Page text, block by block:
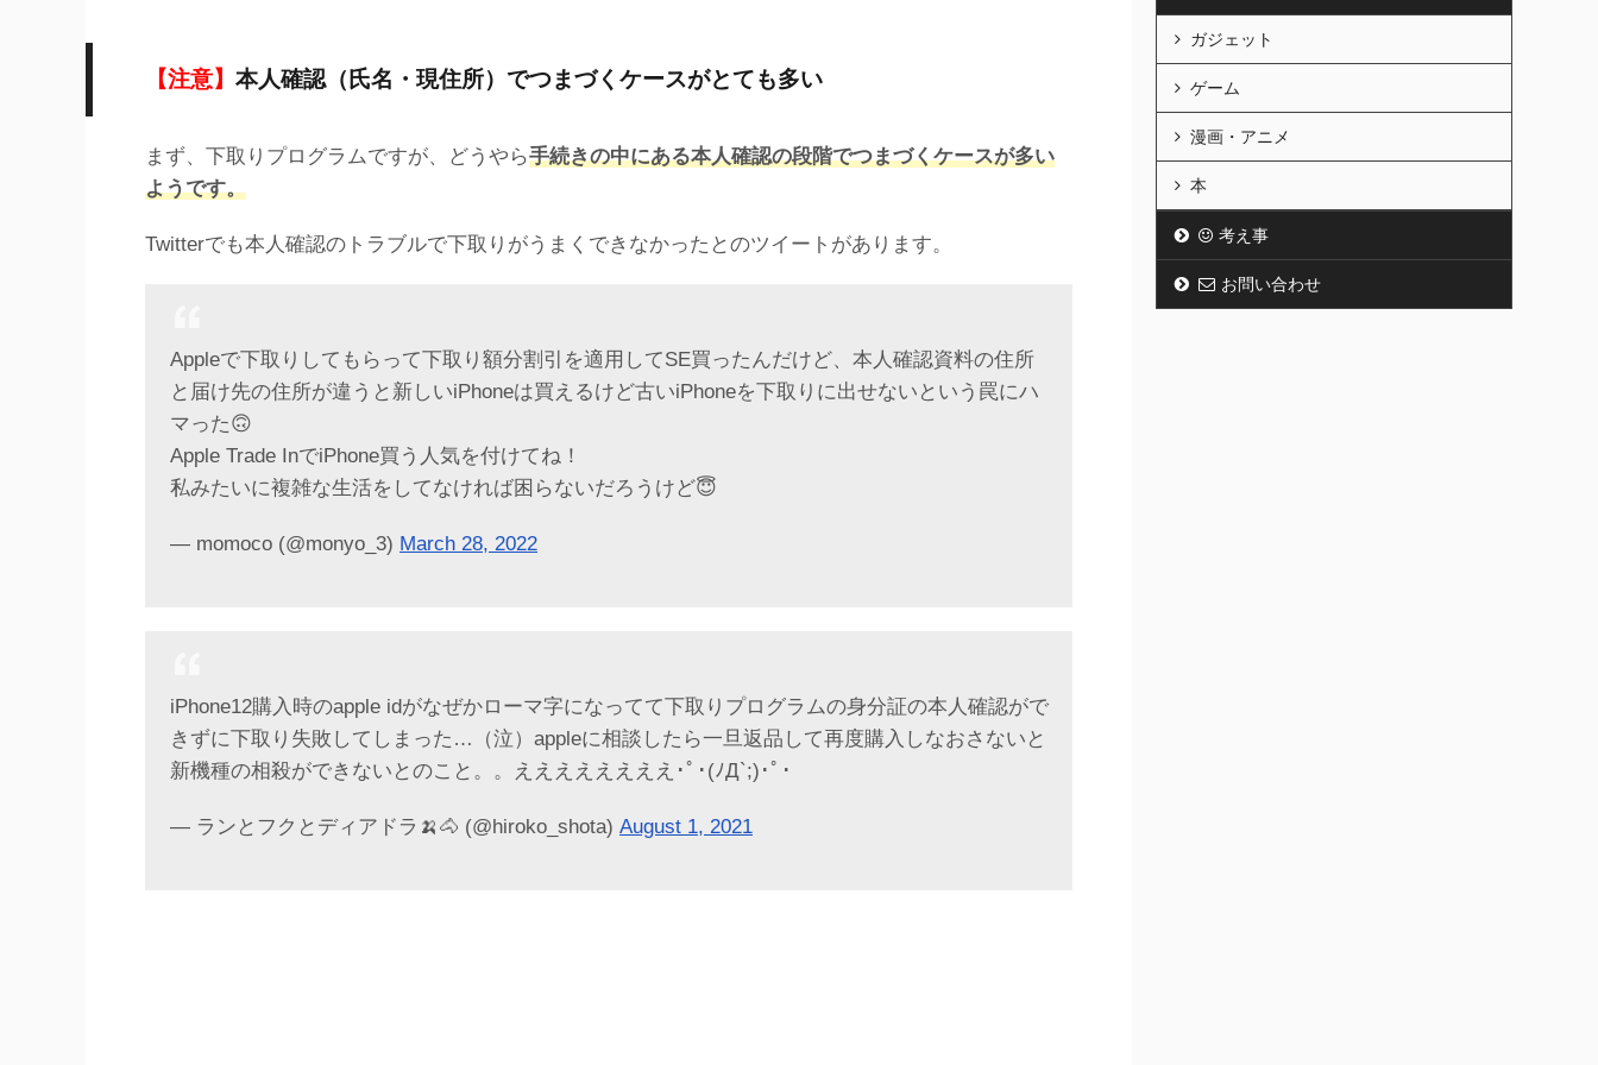
【注意】 本人確認（氏名・現住所）でつまづくケースがとても多い
まず、下取りプログラムですが、どうやら手続きの中にある本人確認の段階でつまづくケースが多い
ようです。
Twitterでも本人確認のトラブルで下取りがうまくできなかったとのツイートがあります。
Appleで下取りしてもらって下取り額分割引を適用してSE買ったんだけど、本人確認資料の住所
と届け先の住所が違うと新しいiPhoneは買えるけど古いiPhoneを下取りに出せないという罠にハ
マった🙃
Apple Trade InでiPhone買う人気を付けてね！
私みたいに複雑な生活をしてなければ困らないだろうけど😇
— momoco (@monyo_3) March 28, 2022
iPhone12購入時のapple idがなぜかローマ字になってて下取りプログラムの身分証の本人確認がで
きずに下取り失敗してしまった…（泣）appleに相談したら一旦返品して再度購入しなおさないと
新機種の相殺ができないとのこと。。ええええええええ･ﾟ･(ﾉД`;)･ﾟ･
— ランとフクとディアドラ🍌🐴 (@hiroko_shota) August 1, 2021
ガジェット
ゲーム
漫画・アニメ
本
考え事
お問い合わせ